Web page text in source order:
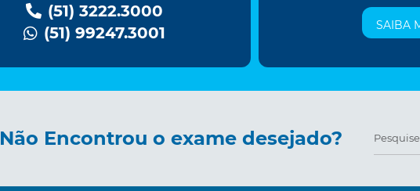
(51) 3222.3000
(51) 99247.3001
SAIBA
Não Encontrou o exame desejado?